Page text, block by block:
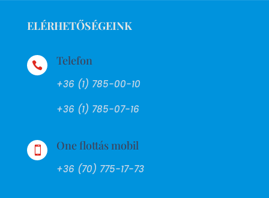
ELÉRHETŐSÉGEINK
 Telefon
+36 (1) 785-00-10
+36 (1) 785-07-16
 One flottás mobil
+36 (70) 775-17-73